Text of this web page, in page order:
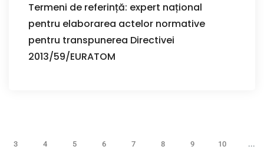
Termeni de referință: expert național
pentru elaborarea actelor normative
pentru transpunerea Directivei
2013/59/EURATOM
3 4 5 6 7 8 9 10 ...